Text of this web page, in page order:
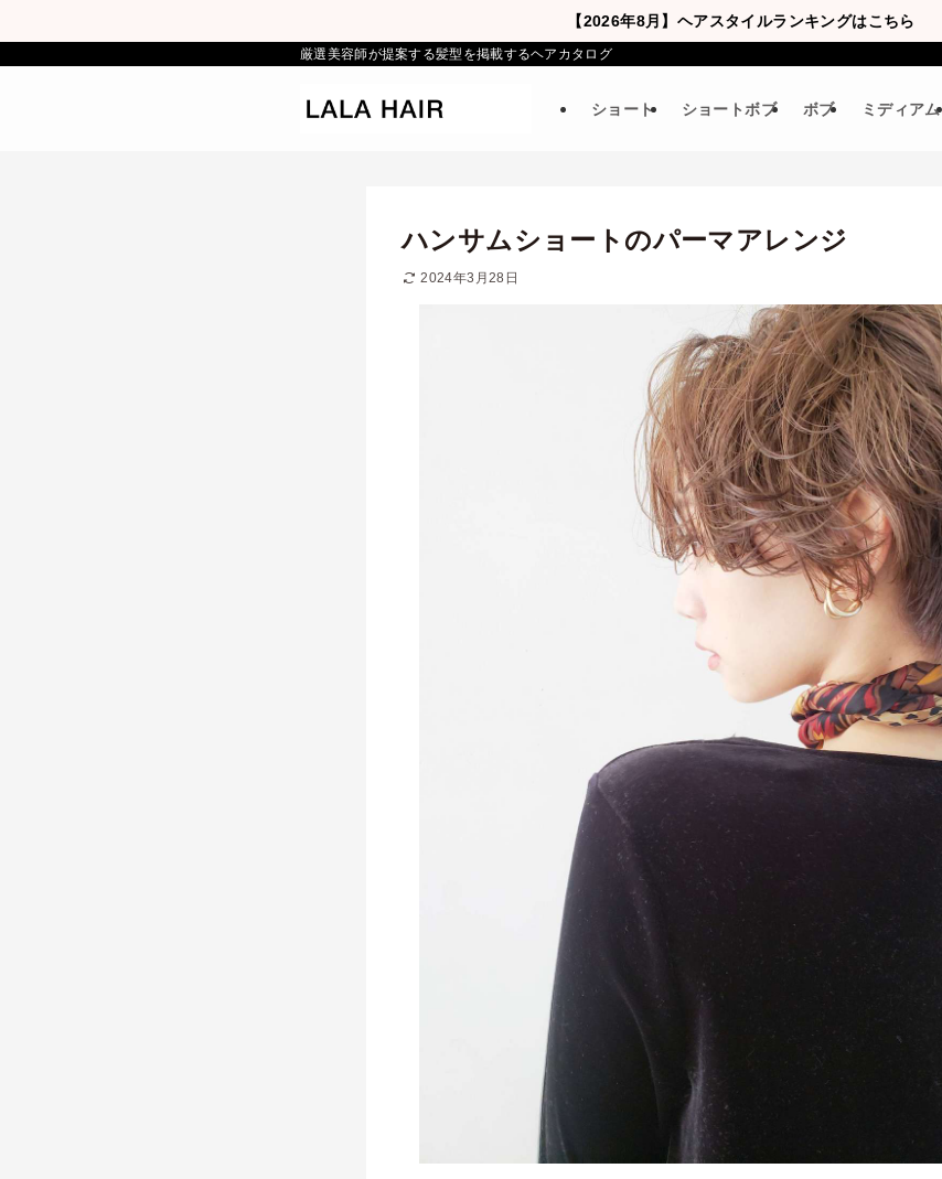
【2026年8月】ヘアスタイルランキングはこちら
厳選美容師が提案する髪型を掲載するヘアカタログ
ショート ショートボブ ボブ ミディアム
ハンサムショートのパーマアレンジ
2024年3月28日